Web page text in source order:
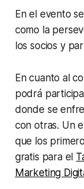
En el evento
como la
los socios y
En cuanto al
podrá
donde se
con otras. Un
que los
gratis para el
Marketing